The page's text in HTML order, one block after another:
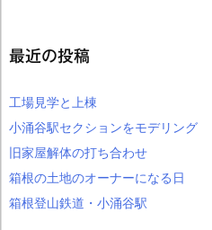
最近の投稿
工場見学と上棟
小涌谷駅セクションをモデリング
旧家屋解体の打ち合わせ
箱根の土地のオーナーになる日
箱根登山鉄道・小涌谷駅